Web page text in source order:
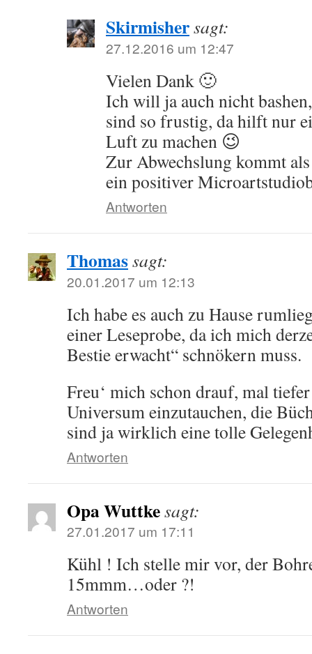
Skirmishersagt:
27.12.2016 um 12:47
Vielen Dank 🙂
Ich will ja auch nicht
sind so frustig, da hilft nur
Luft zu machen 😉
Zur Abwechslung kommt
ein positiver
Antworten
Thomassagt:
20.01.2017 um 12:13
Ich habe es auch zu Hause
einer Leseprobe, da ich mich
Bestie erwacht“ schnökern muss.
Freu‘ mich schon drauf, mal
Universum einzutauchen, die
sind ja wirklich eine tolle
Antworten
Opa Wuttkesagt:
27.01.2017 um 17:11
Kühl ! Ich stelle mir vor, der
15mmm…oder ?!
Antworten